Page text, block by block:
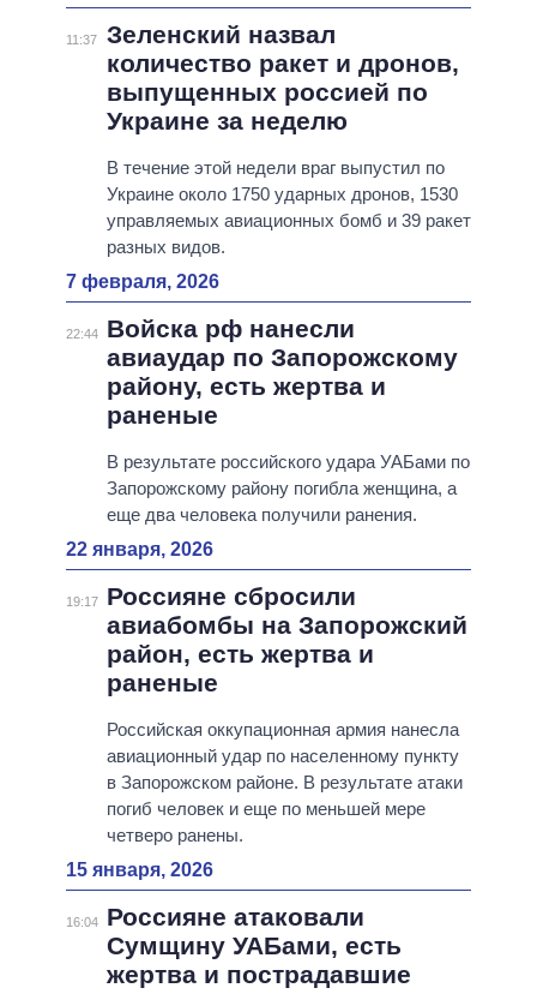
11:37
Зеленский назвал
количество ракет и дронов,
выпущенных россией по
Украине за неделю
В течение этой недели враг выпустил по
Украине около 1750 ударных дронов, 1530
управляемых авиационных бомб и 39 ракет
разных видов.
7 февраля, 2026
22:44
Войска рф нанесли
авиаудар по Запорожскому
району, есть жертва и
раненые
В результате российского удара УАБами по
Запорожскому району погибла женщина, а
еще два человека получили ранения.
22 января, 2026
19:17
Россияне сбросили
авиабомбы на Запорожский
район, есть жертва и
раненые
Российская оккупационная армия нанесла
авиационный удар по населенному пункту
в Запорожском районе. В результате атаки
погиб человек и еще по меньшей мере
четверо ранены.
15 января, 2026
16:04
Россияне атаковали
Сумщину УАБами, есть
жертва и пострадавшие